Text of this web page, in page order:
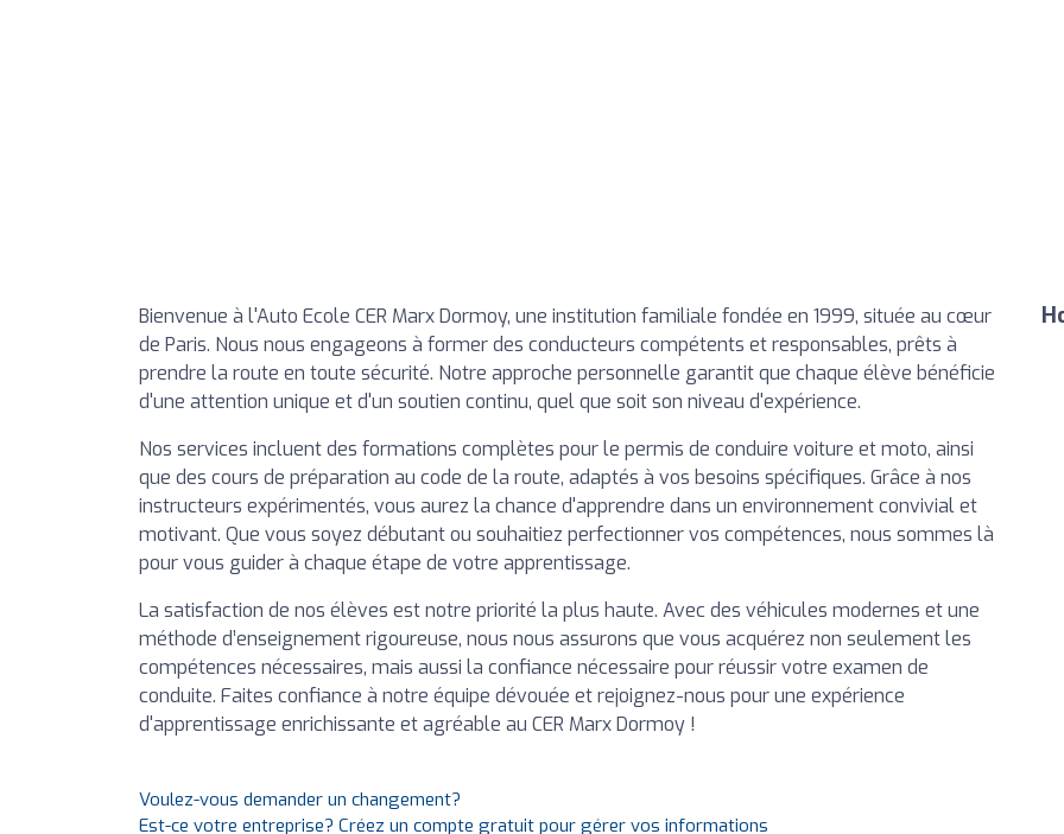
Bienvenue à l'Auto Ecole CER Marx Dormoy, une institution familiale fondée en 1999, située au cœur
de Paris. Nous nous engageons à former des conducteurs compétents et responsables, prêts à
prendre la route en toute sécurité. Notre approche personnelle garantit que chaque élève bénéficie
d'une attention unique et d'un soutien continu, quel que soit son niveau d'expérience.
Nos services incluent des formations complètes pour le permis de conduire voiture et moto, ainsi
que des cours de préparation au code de la route, adaptés à vos besoins spécifiques. Grâce à nos
instructeurs expérimentés, vous aurez la chance d'apprendre dans un environnement convivial et
motivant. Que vous soyez débutant ou souhaitiez perfectionner vos compétences, nous sommes là
pour vous guider à chaque étape de votre apprentissage.
La satisfaction de nos élèves est notre priorité la plus haute. Avec des véhicules modernes et une
méthode d’enseignement rigoureuse, nous nous assurons que vous acquérez non seulement les
compétences nécessaires, mais aussi la confiance nécessaire pour réussir votre examen de
conduite. Faites confiance à notre équipe dévouée et rejoignez-nous pour une expérience
d'apprentissage enrichissante et agréable au CER Marx Dormoy !
Voulez-vous demander un changement?
Est-ce votre entreprise? Créez un compte gratuit pour gérer vos informations